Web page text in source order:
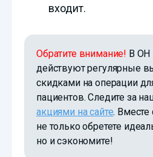
входит.
Обратите внимание! В
действуют регулярные
скидками на операции
пациентов. Следите за
акциями на сайте.
не только обретете
но и сэкономите!